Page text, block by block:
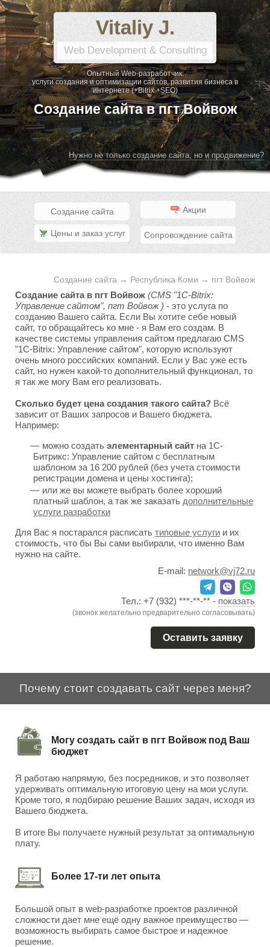
Vitaliy J.
Web Development & Consulting
Опытный Web-разработчик:
услуги создания и оптимизации сайтов, развития бизнеса в
интернете (+Bitrix +SEO)
Создание сайта в пгт Войвож
Нужно не только создание сайта, но и продвижение?
Создание сайта Акции
Цены и заказ услуг Сопровождение сайта
Создание сайта → Республика Коми → пгт Войвож
Создание сайта в пгт Войвож (CMS "1C-Bitrix:
Управление сайтом", пгт Войвож ) - это услуга по
созданию Вашего сайта. Если Вы хотите себе новый
сайт, то обращайтесь ко мне - я Вам его создам. В
качестве системы управления сайтом предлагаю CMS
"1C-Bitrix: Управление сайтом", которую используют
очень много российских компаний. Если у Вас уже есть
сайт, но нужен какой-то дополнительный функционал, то
я так же могу Вам его реализовать.
Сколько будет цена создания такого сайта? Всё
зависит от Ваших запросов и Вашего бюджета.
Например:
можно создать элементарный сайт на 1С-
Битрикс: Управление сайтом с бесплатным
шаблоном за 16 200 рублей (без учета стоимости
регистрации домена и цены хостинга);
или же вы можете выбрать более хороший
платный шаблон, а так же заказать дополнительные
услуги разработки
Для Вас я постарался расписать типовые услуги и их
стоимость, что бы Вы сами выбирали, что именно Вам
нужно на сайте.
E-mail: network@vj72.ru
Тел.: +7 (932) ***-**-** - показать
(звонок желательно предварительно согласовывать)
Оставить заявку
Почему стоит создавать сайт через меня?
Могу создать сайт в пгт Войвож под Ваш
бюджет
Я работаю напрямую, без посредников, и это позволяет
удерживать оптимальную итоговую цену на мои услуги.
Кроме того, я подбираю решение Ваших задач, исходя из
Вашего бюджета.
В итоге Вы получаете нужный результат за оптимальную
плату.
Более 17-ти лет опыта
Большой опыт в web-разработке проектов различной
сложности дает мне ещё одну важное преимущество —
возможность выбирать самое быстрое и надежное
решение.